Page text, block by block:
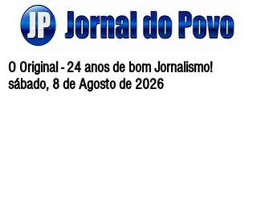
O Original - 24 anos de bom Jornalismo!
sábado, 8 de Agosto de 2026